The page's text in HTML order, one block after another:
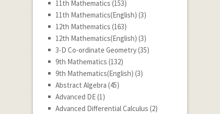
11th Mathematics (153)
11th Mathematics(English) (3)
12th Mathematics (163)
12th Mathematics(English) (3)
3-D Co-ordinate Geometry(35)
9th Mathematics (132)
9th Mathematics(English) (3)
Abstract Algebra (45)
Advanced DE(1)
Advanced Differential Calculus (2)